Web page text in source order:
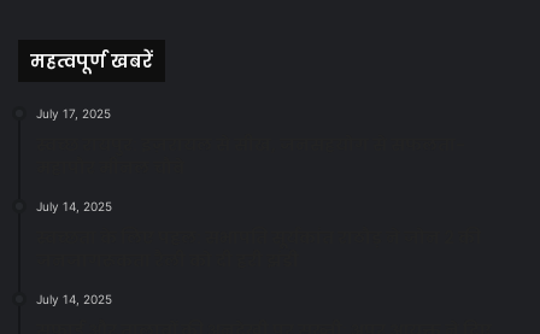
महत्वपूर्ण खबरें
July 17, 2025
July 14, 2025
July 14, 2025